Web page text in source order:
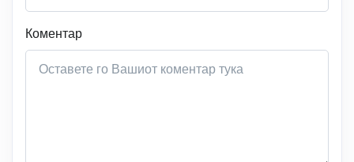
Коментар